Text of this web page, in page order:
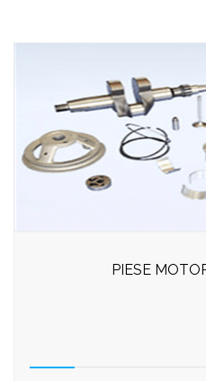
PIESE